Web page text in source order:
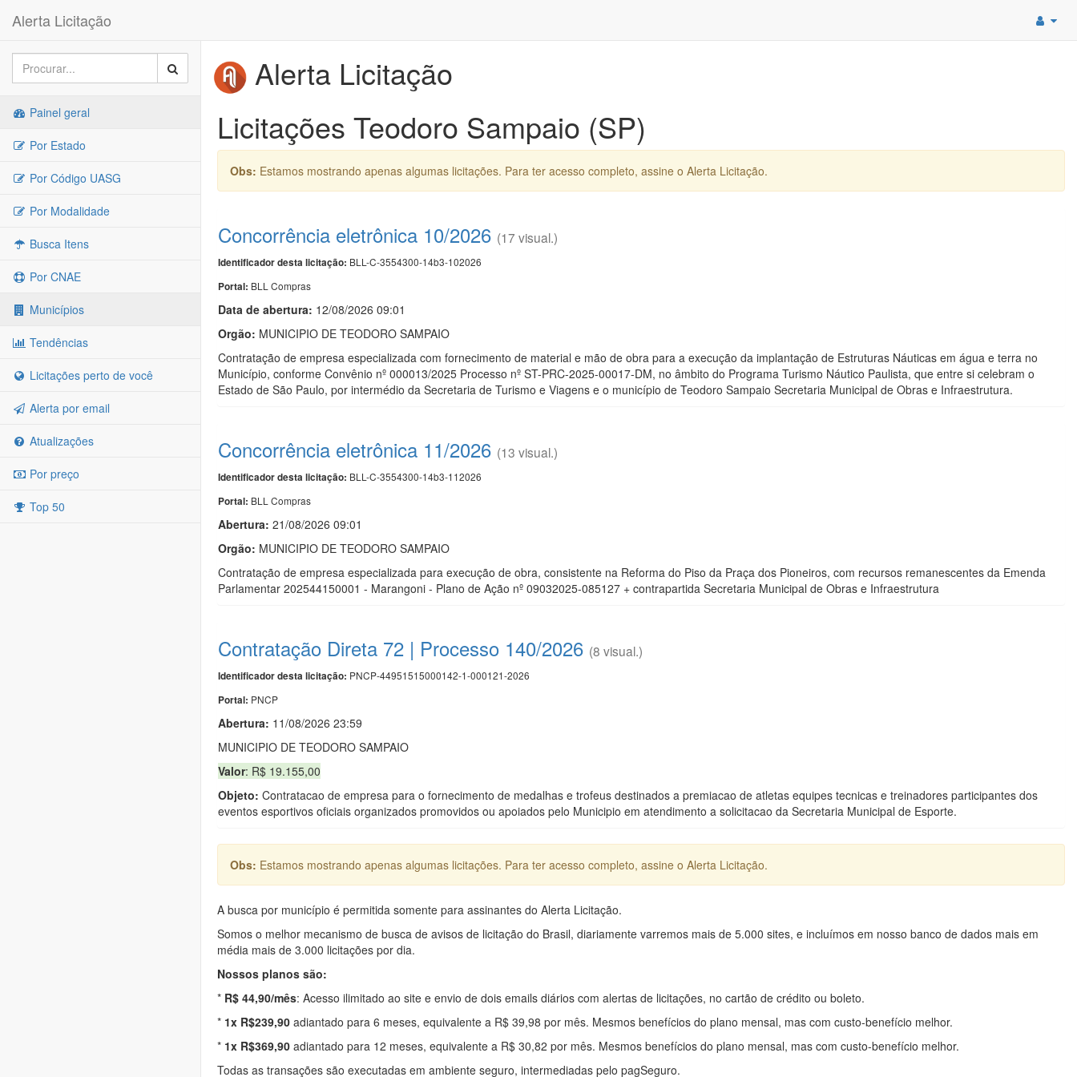
Alerta Licitação
Painel geral
Por Estado
Por Código UASG
Por Modalidade
Busca Itens
Por CNAE
Municípios
Tendências
Licitações perto de você
Alerta por email
Atualizações
Por preço
Top 50
Alerta Licitação
Licitações Teodoro Sampaio (SP)
Obs: Estamos mostrando apenas algumas licitações. Para ter acesso completo, assine o Alerta Licitação.
Concorrência eletrônica 10/2026 (17 visual.)
Identificador desta licitação: BLL-C-3554300-14b3-102026
Portal: BLL Compras
Data de abertura: 12/08/2026 09:01
Orgão: MUNICIPIO DE TEODORO SAMPAIO
Contratação de empresa especializada com fornecimento de material e mão de obra para a execução da implantação de Estruturas Náuticas em água e terra no
Município, conforme Convênio nº 000013/2025 Processo nº ST-PRC-2025-00017-DM, no âmbito do Programa Turismo Náutico Paulista, que entre si celebram o
Estado de São Paulo, por intermédio da Secretaria de Turismo e Viagens e o município de Teodoro Sampaio Secretaria Municipal de Obras e Infraestrutura.
Concorrência eletrônica 11/2026 (13 visual.)
Identificador desta licitação: BLL-C-3554300-14b3-112026
Portal: BLL Compras
Abertura: 21/08/2026 09:01
Orgão: MUNICIPIO DE TEODORO SAMPAIO
Contratação de empresa especializada para execução de obra, consistente na Reforma do Piso da Praça dos Pioneiros, com recursos remanescentes da Emenda
Parlamentar 202544150001 - Marangoni - Plano de Ação nº 09032025-085127 + contrapartida Secretaria Municipal de Obras e Infraestrutura
Contratação Direta 72 | Processo 140/2026 (8 visual.)
Identificador desta licitação: PNCP-44951515000142-1-000121-2026
Portal: PNCP
Abertura: 11/08/2026 23:59
MUNICIPIO DE TEODORO SAMPAIO
Valor: R$ 19.155,00
Objeto: Contratacao de empresa para o fornecimento de medalhas e trofeus destinados a premiacao de atletas equipes tecnicas e treinadores participantes dos
eventos esportivos oficiais organizados promovidos ou apoiados pelo Municipio em atendimento a solicitacao da Secretaria Municipal de Esporte.
Obs: Estamos mostrando apenas algumas licitações. Para ter acesso completo, assine o Alerta Licitação.
A busca por município é permitida somente para assinantes do Alerta Licitação.
Somos o melhor mecanismo de busca de avisos de licitação do Brasil, diariamente varremos mais de 5.000 sites, e incluímos em nosso banco de dados mais em
média mais de 3.000 licitações por dia.
Nossos planos são:
* R$ 44,90/mês: Acesso ilimitado ao site e envio de dois emails diários com alertas de licitações, no cartão de crédito ou boleto.
* 1x R$239,90 adiantado para 6 meses, equivalente a R$ 39,98 por mês. Mesmos benefícios do plano mensal, mas com custo-benefício melhor.
* 1x R$369,90 adiantado para 12 meses, equivalente a R$ 30,82 por mês. Mesmos benefícios do plano mensal, mas com custo-benefício melhor.
Todas as transações são executadas em ambiente seguro, intermediadas pelo pagSeguro.